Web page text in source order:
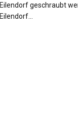
Eilendorf geschraubt
Eilendorf…